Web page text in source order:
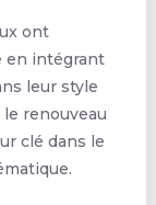
ont
en intégrant
leur style
renouveau
clé dans le